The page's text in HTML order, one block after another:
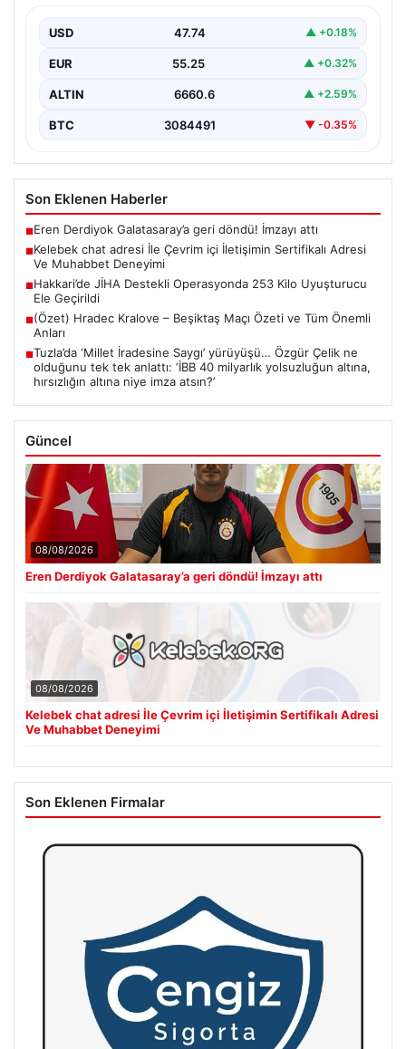
Sanal dünyasında bireylerin kaliteli bir biçimde bağlantı
olarak…
USD 47.74 ▲ +0.18%
EUR 55.25 ▲ +0.32%
ALTIN 6660.6 ▲ +2.59%
BTC 3084491 ▼ -0.35%
Son Eklenen Haberler
■Eren Derdiyok Galatasaray’a geri döndü! İmzayı attı
■Kelebek chat adresi İle Çevrim içi İletişimin Sertifikalı Adresi
Ve Muhabbet Deneyimi
■Hakkari’de JİHA Destekli Operasyonda 253 Kilo Uyuşturucu
Ele Geçirildi
■(Özet) Hradec Kralove – Beşiktaş Maçı Özeti ve Tüm Önemli
Anları
■Tuzla’da ‘Millet İradesine Saygı’ yürüyüşü… Özgür Çelik ne
olduğunu tek tek anlattı: ‘İBB 40 milyarlık yolsuzluğun altına,
hırsızlığın altına niye imza atsın?’
Güncel
08/08/2026
Eren Derdiyok Galatasaray’a geri döndü! İmzayı attı
08/08/2026
Kelebek chat adresi İle Çevrim içi İletişimin Sertifikalı Adresi
Ve Muhabbet Deneyimi
Son Eklenen Firmalar